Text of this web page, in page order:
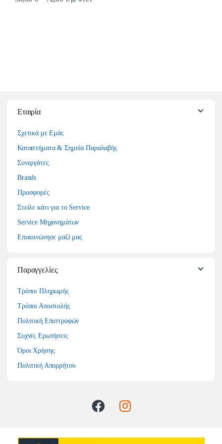
Εταιρία
Σχετικά με Εμάς
Καταστήματα & Σημεία Παραλαβής
Συνεργάτες
Brands
Προσφορές
Στείλε κάτι για το Service
Service Μηχανημάτων
Επικοινώνησε μαζί μας
Παραγγελίες
Τρόποι Πληρωμής
Τρόποι Αποστολής
Πολιτική Επιστροφών
Συχνές Ερωτήσεις
Όροι Χρήσης
Πολιτική Απορρήτου